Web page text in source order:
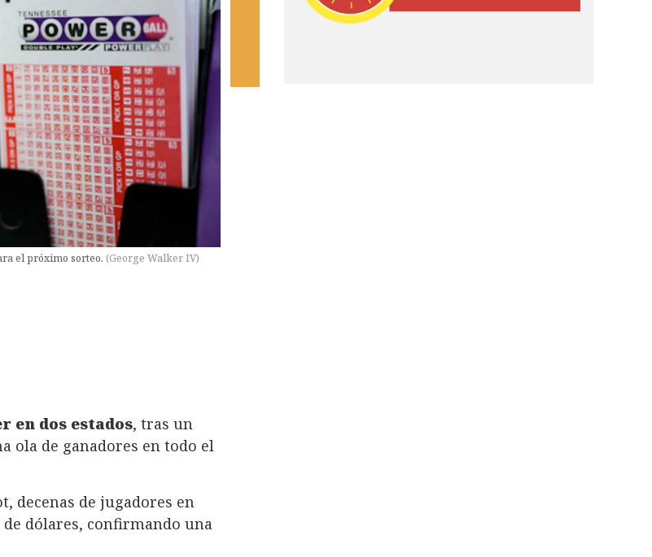
el próximo sorteo. (George Walker IV)
en dos estados, tras un
ola de ganadores en todo el
decenas de jugadores en
dólares, confirmando una